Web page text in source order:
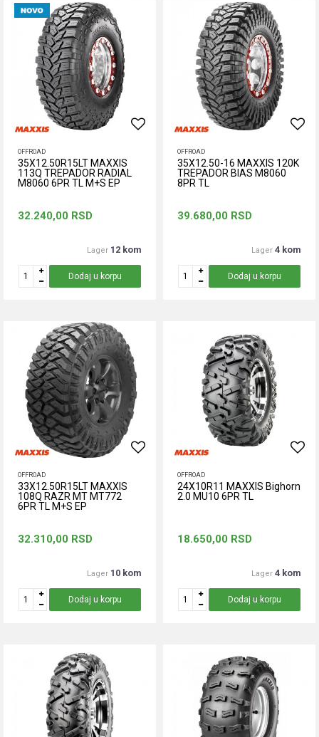
OFFROAD
35X12.50R15LT MAXXIS
113Q TREPADOR RADIAL
M8060 6PR TL M+S EP
32.240,00 RSD
Lager 12 kom
Dodaj u korpu
OFFROAD
35X12.50-16 MAXXIS 120K
TREPADOR BIAS M8060
8PR TL
39.680,00 RSD
Lager 4 kom
Dodaj u korpu
OFFROAD
33X12.50R15LT MAXXIS
108Q RAZR MT MT772
6PR TL M+S EP
32.310,00 RSD
Lager 10 kom
Dodaj u korpu
OFFROAD
24X10R11 MAXXIS Bighorn
2.0 MU10 6PR TL
18.650,00 RSD
Lager 4 kom
Dodaj u korpu